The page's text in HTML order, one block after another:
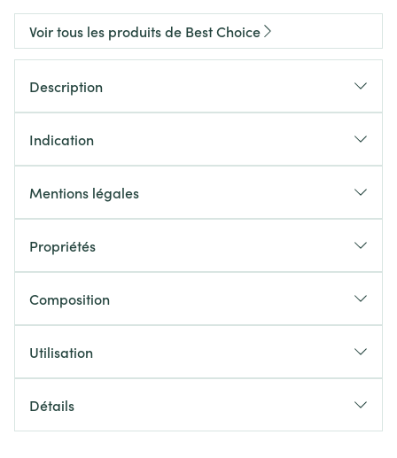
Voir tous les produits de Best Choice
Description
Indication
Mentions légales
Propriétés
Composition
Utilisation
Détails